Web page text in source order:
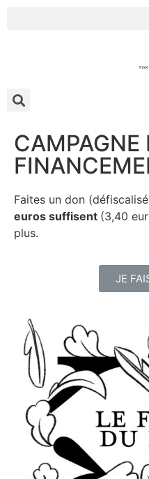
CAMPAGNE
Faites un don
euros suffisent (3,40
plus.
JE